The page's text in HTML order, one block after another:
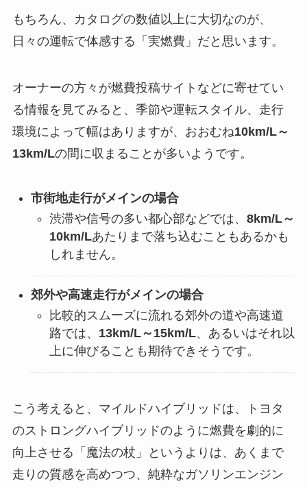
もちろん、カタログの数値以上に大切なのが、
日々の運転で体感する「実燃費」だと思います。
オーナーの方々が燃費投稿サイトなどに寄せてい
る情報を見てみると、季節や運転スタイル、走行
環境によって幅はありますが、おおむね10km/L～
13km/Lの間に収まることが多いようです。
市街地走行がメインの場合
渋滞や信号の多い都心部などでは、 8km/L～
10km/Lあたりまで落ち込むこともあるかも
しれません。
郊外や高速走行がメインの場合
比較的スムーズに流れる郊外の道や高速道
路では、 13km/L～15km/L、あるいはそれ以
上に伸びることも期待できそうです。
こう考えると、マイルドハイブリッドは、トヨタ
のストロングハイブリッドのように燃費を劇的に
向上させる「魔法の杖」というよりは、あくまで
走りの質感を高めつつ、純粋なガソリンエンジン